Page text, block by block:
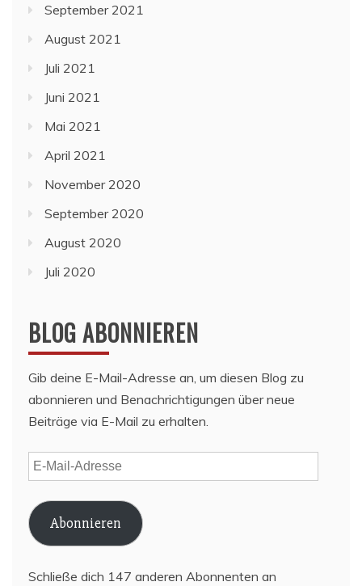
September 2021
August 2021
Juli 2021
Juni 2021
Mai 2021
April 2021
November 2020
September 2020
August 2020
Juli 2020
BLOG ABONNIEREN
Gib deine E-Mail-Adresse an, um diesen Blog zu
abonnieren und Benachrichtigungen über neue
Beiträge via E-Mail zu erhalten.
E-
Mail-
Adresse
Abonnieren
Schließe dich 147 anderen Abonnenten an